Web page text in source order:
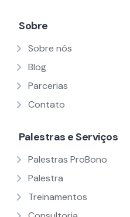
Sobre
Sobre nós
Blog
Parcerias
Contato
Palestras e Serviços
Palestras ProBono
Palestra
Treinamentos